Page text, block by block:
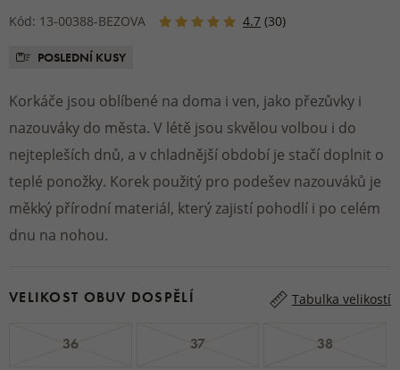
Kód: 13-00388-BEZOVA 4.7 (30)
POSLEDNÍ KUSY
Korkáče jsou oblíbené na doma i ven, jako přezůvky i
nazouváky do města. V létě jsou skvělou volbou i do
nejtepleších dnů, a v chladnější období je stačí doplnit o
teplé ponožky. Korek použitý pro podešev nazouváků je
měkký přírodní materiál, který zajistí pohodlí i po celém
dnu na nohou.
VELIKOST OBUV DOSPĚLÍ Tabulka velikostí
36 37 38